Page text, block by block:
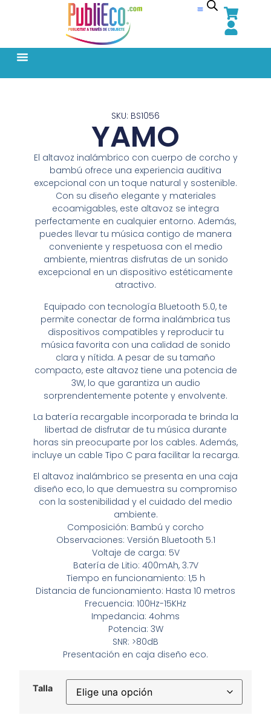
SKU: BS1056
YAMO
El altavoz inalámbrico con cuerpo de corcho y
bambú ofrece una experiencia auditiva
excepcional con un toque natural y sostenible.
Con su diseño elegante y materiales
ecoamigables, este altavoz se integra
perfectamente en cualquier entorno. Además,
puedes llevar tu música contigo de manera
conveniente y respetuosa con el medio
ambiente, mientras disfrutas de un sonido
excepcional en un dispositivo estéticamente
atractivo.
Equipado con tecnología Bluetooth 5.0, te
permite conectar de forma inalámbrica tus
dispositivos compatibles y reproducir tu
música favorita con una calidad de sonido
clara y nítida. A pesar de su tamaño
compacto, este altavoz tiene una potencia de
3W, lo que garantiza un audio
sorprendentemente potente y envolvente.
La batería recargable incorporada te brinda la
libertad de disfrutar de tu música durante
horas sin preocuparte por los cables. Además,
incluye un cable Tipo C para facilitar la recarga.
El altavoz inalámbrico se presenta en una caja
diseño eco, lo que demuestra su compromiso
con la sostenibilidad y el cuidado del medio
ambiente.
Composición: Bambú y corcho
Observaciones: Versión Bluetooth 5.1
Voltaje de carga: 5V
Batería de Litio: 400mAh, 3.7V
Tiempo en funcionamiento: 1,5 h
Distancia de funcionamiento: Hasta 10 metros
Frecuencia: 100Hz-15KHz
Impedancia: 4ohms
Potencia: 3W
SNR: >80dB
Presentación en caja diseño eco.
Talla